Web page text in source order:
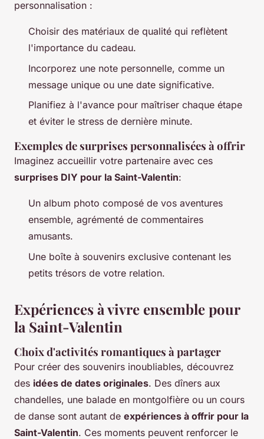
personnalisation :
Choisir des matériaux de qualité qui reflètent
l'importance du cadeau.
Incorporez une note personnelle, comme un
message unique ou une date significative.
Planifiez à l'avance pour maîtriser chaque étape
et éviter le stress de dernière minute.
Exemples de surprises personnalisées à offrir
Imaginez accueillir votre partenaire avec ces
surprises DIY pour la Saint-Valentin:
Un album photo composé de vos aventures
ensemble, agrémenté de commentaires
amusants.
Une boîte à souvenirs exclusive contenant les
petits trésors de votre relation.
Expériences à vivre ensemble pour
la Saint-Valentin
Choix d'activités romantiques à partager
Pour créer des souvenirs inoubliables, découvrez
des idées de dates originales. Des dîners aux
chandelles, une balade en montgolfière ou un cours
de danse sont autant de expériences à offrir pour la
Saint-Valentin. Ces moments peuvent renforcer le